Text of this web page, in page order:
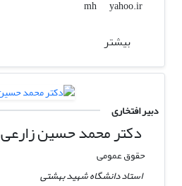
mh
yahoo.ir
بیشتر
دبیر افتخاری
دکتر محمد حسین زارعی
حقوق عمومی
استاد دانشگاه شهید بهشتی